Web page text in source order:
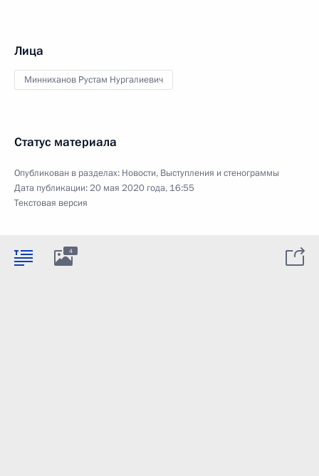
Лица
Минниханов Рустам Нургалиевич
Статус материала
Опубликован в разделах: Новости, Выступления и стенограммы
Дата публикации:20 мая 2020 года, 16:55
Текстовая версия
4